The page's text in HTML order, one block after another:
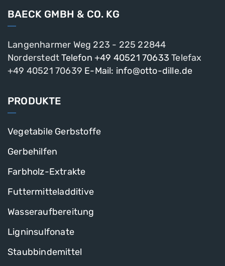
BAECK GMBH & CO. KG
Langenharmer Weg 223 - 225 22844
Norderstedt Telefon +49 40521 70633 Telefax
+49 40521 70639 E-Mail: info@otto-dille.de
PRODUKTE
Vegetabile Gerbstoffe
Gerbehilfen
Farbholz-Extrakte
Futtermitteladditive
Wasseraufbereitung
Ligninsulfonate
Staubbindemittel